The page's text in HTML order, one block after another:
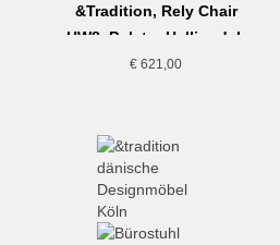
&Tradition, Rely Chair
HW8, Polster Hallingdal,
grau
€ 621,00